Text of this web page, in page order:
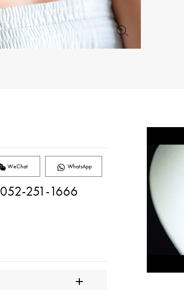
すべての時計ブランドを見る
オリジナルジュエリー一覧へ
WeChat WhatsApp
052-251-1666